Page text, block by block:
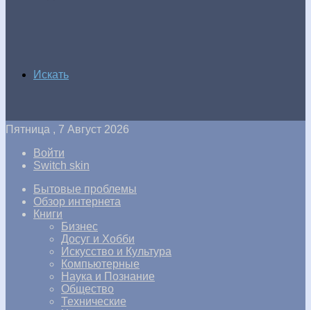
Искать
Пятница , 7 Август 2026
Войти
Switch skin
Бытовые проблемы
Обзор интернета
Книги
Бизнес
Досуг и Хобби
Искусство и Культура
Компьютерные
Наука и Познание
Общество
Технические